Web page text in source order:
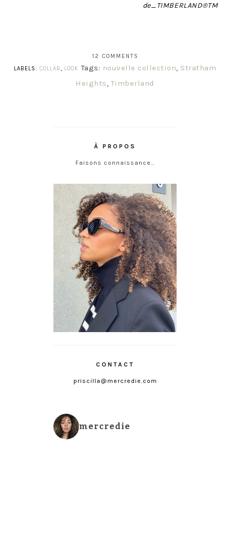
de_TIMBERLAND®TM
12 COMMENTS
LABELS: COLLAB, LOOK Tags: nouvelle collection, Stratham
Heights, Timberland
À PROPOS
Faisons connaissance…
CONTACT
priscilla@mercredie.com
mercredie